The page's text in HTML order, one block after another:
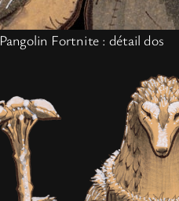
Pangolin Fortnite : détail dos